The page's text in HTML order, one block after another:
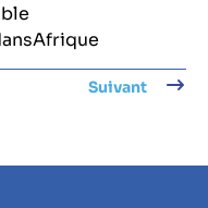
Suivant